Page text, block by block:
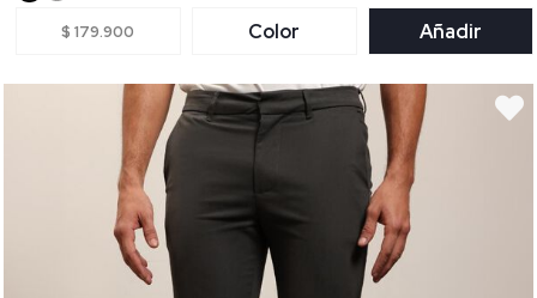
$ 179.900 Color Añadir